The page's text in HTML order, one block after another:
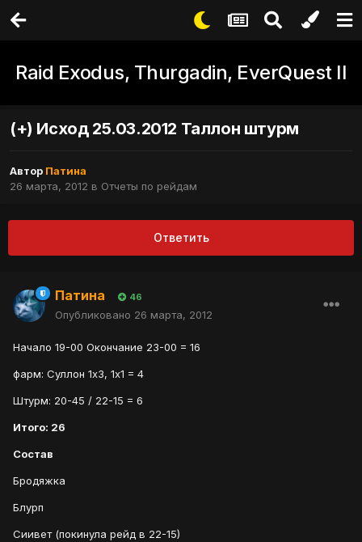
Raid Exodus, Thurgadin, EverQuest II
(+) Исход 25.03.2012 Таллон штурм
Автор Патина
26 марта, 2012 в Отчеты по рейдам
Ответить
Патина 46
Опубликовано 26 марта, 2012
Начало 19-00 Окончание 23-00 = 16
фарм: Суллон 1х3, 1х1 = 4
Штурм: 20-45 / 22-15 = 6
Итого: 26
Состав
Бродяжка
Блурп
Сиивет (покинула рейд в 22-15)